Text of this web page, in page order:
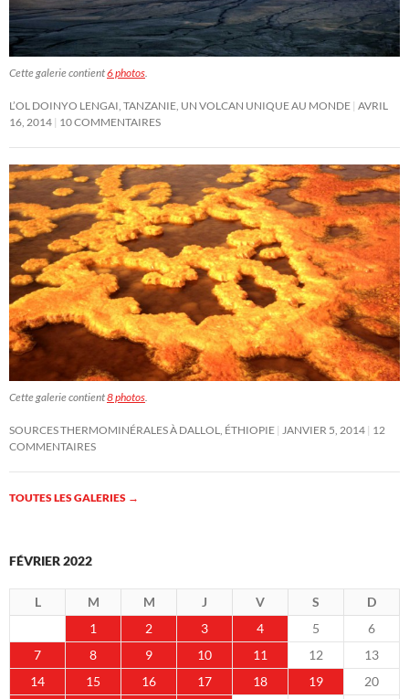
Cette galerie contient6 photos.
L’OL DOINYO LENGAI, TANZANIE, UN VOLCAN UNIQUE AU MONDE AVRIL
16, 2014 10 COMMENTAIRES
Cette galerie contient8 photos.
SOURCES THERMOMINÉRALES À DALLOL, ÉTHIOPIE JANVIER 5, 2014 12
COMMENTAIRES
TOUTES LES GALERIES →
FÉVRIER 2022
L M M J V S
D
1
2 3 4 5
6
7
8 9 10 11 12
13
14
15 16 17 18 19
20